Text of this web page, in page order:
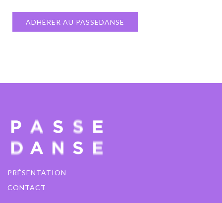
ADHÉRER AU PASSEDANSE
PRÉSENTATION
CONTACT